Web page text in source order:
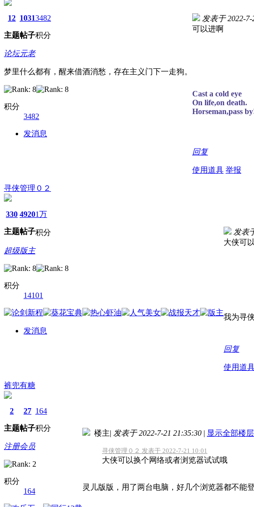
12
主题
1031
帖子
3482
积分
论坛元老
梦里什么都有，醒来借酒消愁，存在主义门下一走狗。
积分
3482
发消息
发表于 2022-7-
可以进啊
Cast a cold eye
On life,on death.
Horseman,pass
回复
使用道具 举报
寻侠管理０２
330
主题
4920
帖子
1万
积分
超级版主
积分
14101
发消息
发表
大侠可
我为寻
回复
使用道
裤兜有糖
2
主题
27
帖子
164
积分
注册会员
积分
164
楼主| 发表于 2022-7-21 21:35:30 | 显示全部楼层
寻侠管理０２ 发表于 2022-7-21 10:01
大侠可以换个网络或者浏览器试试哦
灵儿版版，用了两台电脑，好几个浏览器都不能